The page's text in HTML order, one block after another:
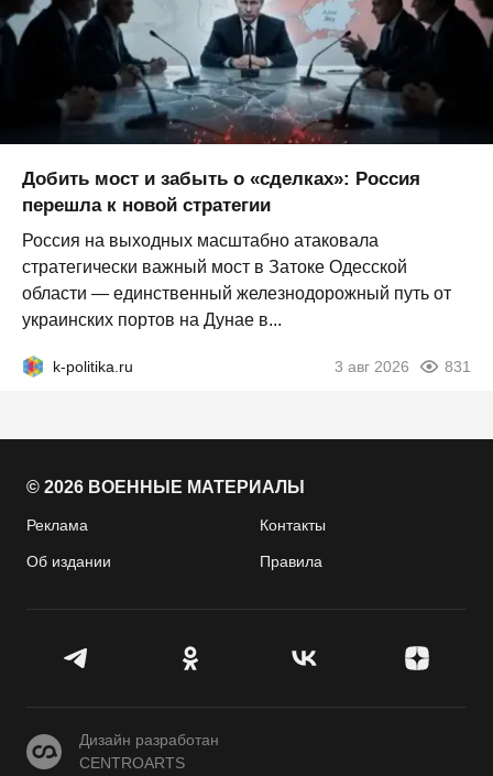
Добить мост и забыть о «сделках»: Россия
перешла к новой стратегии
Россия на выходных масштабно атаковала
стратегически важный мост в Затоке Одесской
области — единственный железнодорожный путь от
украинских портов на Дунае в...
k-politika.ru 3 авг 2026 831
© 2026 ВОЕННЫЕ МАТЕРИАЛЫ
Реклама Контакты
Об издании Правила
CENTROARTS